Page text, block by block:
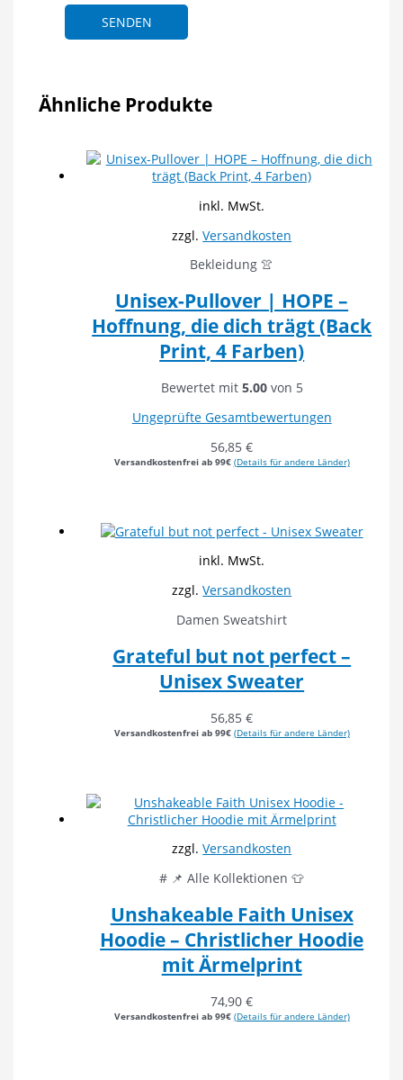
Ähnliche Produkte
inkl. MwSt.
zzgl.Versandkosten
Bekleidung 👚
Unisex-Pullover | HOPE –
Hoffnung, die dich trägt (Back
Print, 4 Farben)
Bewertet mit 5.00von 5
Ungeprüfte Gesamtbewertungen
56,85€
Versandkostenfrei ab 99€ (Details für andere Länder)
inkl. MwSt.
zzgl.Versandkosten
Damen Sweatshirt
Grateful but not perfect –
Unisex Sweater
56,85€
Versandkostenfrei ab 99€ (Details für andere Länder)
zzgl.Versandkosten
# 📌 Alle Kollektionen 👕
Unshakeable Faith Unisex
Hoodie – Christlicher Hoodie
mit Ärmelprint
74,90€
Versandkostenfrei ab 99€ (Details für andere Länder)